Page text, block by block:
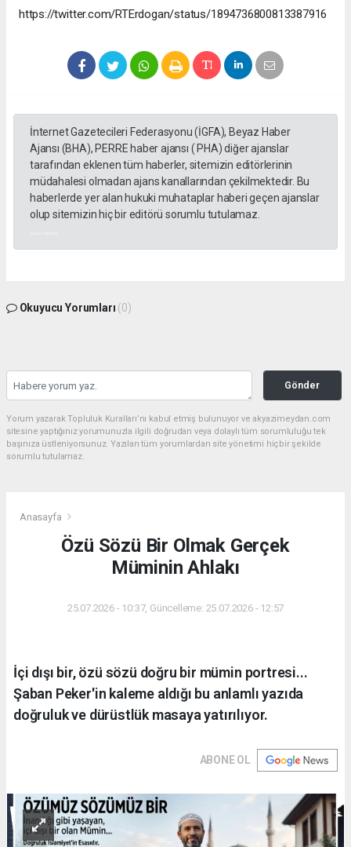
https://twitter.com/RTErdogan/status/1894736800813387916
İnternet Gazetecileri Federasyonu (İGFA), Beyaz Haber
Ajansı (BHA), PERRE haber ajansı ( PHA) diğer ajanslar
tarafından eklenen tüm haberler, sitemizin editörlerinin
müdahalesi olmadan ajans kanallarından çekilmektedir. Bu
haberlerde yer alan hukuki muhataplar haberi geçen ajanslar
olup sitemizin hiç bir editörü sorumlu tutulamaz.
Okuyucu Yorumları (0)
Gönder
Yorum yazarak Topluluk Kuralları’nı kabul etmiş bulunuyor ve akyazimeydan.com
sitesine yaptığınız yorumunuzla ilgili doğrudan veya dolaylı tüm sorumluluğu tek
başınıza üstleniyorsunuz. Yazılan tüm yorumlardan site yönetimi hiçbir şekilde
sorumlu tutulamaz.
Anasayfa
Özü Sözü Bir Olmak Gerçek
Müminin Ahlakı
25.07.2026 - 10:37, Güncelleme: 25.07.2026 - 12:57
İçi dışı bir, özü sözü doğru bir mümin portresi...
Şaban Peker'in kaleme aldığı bu anlamlı yazıda
doğruluk ve dürüstlük masaya yatırılıyor.
ABONE OL